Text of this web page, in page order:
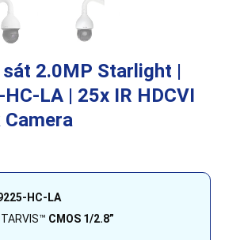
sát 2.0MP Starlight |
LA | 25x IR HDCVI
HC-LA
CMOS 1/2.8”